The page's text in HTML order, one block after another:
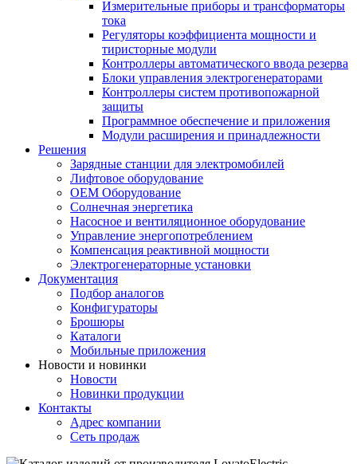
Измерительные приборы и трансформаторы
тока
Регуляторы коэффициента мощности и
тиристорные модули
Контроллеры автоматического ввода резерва
Блоки управления электрогенераторами
Контроллеры систем противопожарной
защиты
Программное обеспечение и приложения
Модули расширения и принадлежности
Решения
Зарядные станции для электромобилей
Лифтовое оборудование
ОЕМ Оборудование
Солнечная энергетика
Насосное и вентиляционное оборудование
Управление энергопотреблением
Компенсация реактивной мощности
Электрогенераторные установки
Документация
Подбор аналогов
Конфигураторы
Брошюры
Каталоги
Мобильные приложения
Новости и новинки
Новости
Новинки продукции
Контакты
Адрес компании
Сеть продаж